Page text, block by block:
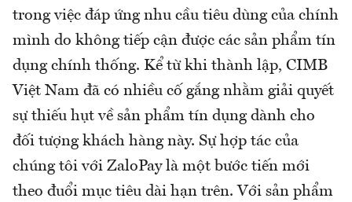
trong việc đáp ứng nhu cầu tiêu dùng của chính
mình do không tiếp cận được các sản phẩm tín
dụng chính thống. Kể từ khi thành lập, CIMB
Việt Nam đã có nhiều cố gắng nhằm giải quyết
sự thiếu hụt về sản phẩm tín dụng dành cho
đối tượng khách hàng này. Sự hợp tác của
chúng tôi với ZaloPay là một bước tiến mới
theo đuổi mục tiêu dài hạn trên. Với sản phẩm